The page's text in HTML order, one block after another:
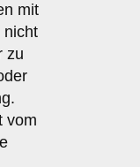
mit
nicht
zu
vom